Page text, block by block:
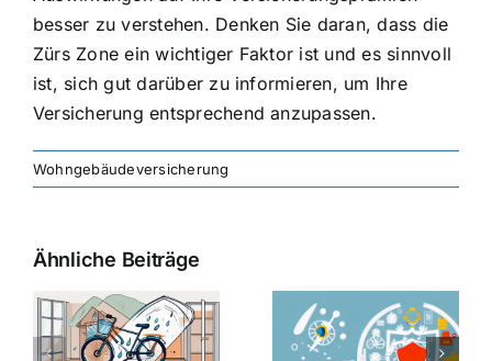
besser zu verstehen. Denken Sie daran, dass die
Zürs Zone ein wichtiger Faktor ist und es sinnvoll
ist, sich gut darüber zu informieren, um Ihre
Versicherung entsprechend anzupassen.
Wohngebäudeversicherung
Ähnliche Beiträge